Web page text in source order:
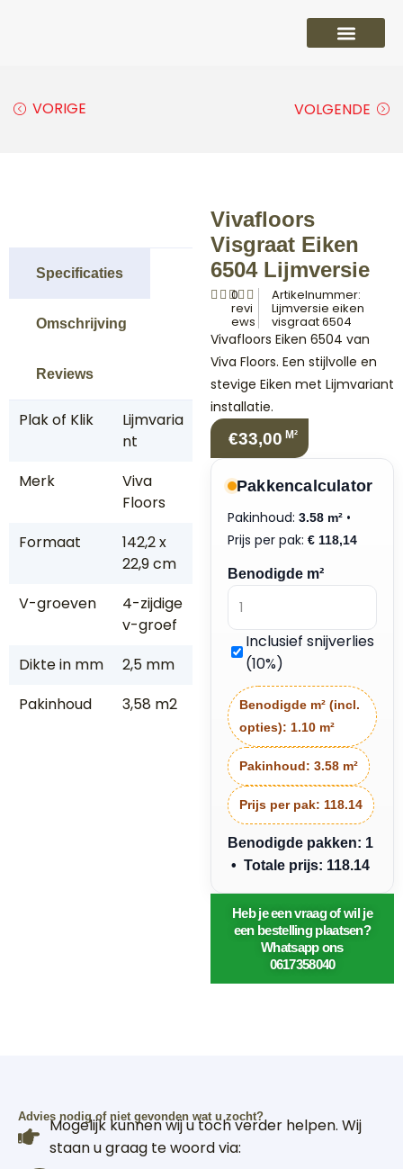
VORIGE VOLGENDE
Specificaties
Omschrijving
Reviews
Plak of Klik
Lijmvaria
nt
Merk
Viva
Floors
Formaat
142,2 x
22,9 cm
V-groeven
4-zijdige
v-groef
Dikte in mm
2,5 mm
Pakinhoud
3,58 m2
Vivafloors
Visgraat Eiken
6504 Lijmversie
0
revi
ews
Artikelnummer:
Lijmversie eiken
visgraat 6504
Vivafloors Eiken 6504 van
Viva Floors. Een stijlvolle en
stevige Eiken met Lijmvariant
installatie.
€33,00 M²
Pakkencalculator
Pakinhoud: 3.58 m² •
Prijs per pak: € 118,14
Benodigde m²
Inclusief snijverlies
(10%)
Benodigde m² (incl.
opties): 1.10 m²
Pakinhoud: 3.58 m²
Prijs per pak: 118.14
Benodigde pakken: 1
• Totale prijs: 118.14
Heb je een vraag of wil je
een bestelling plaatsen?
Whatsapp ons
0617358040
Advies nodig of niet gevonden wat u zocht?
Mogelijk kunnen wij u toch verder helpen. Wij
staan u graag te woord via: